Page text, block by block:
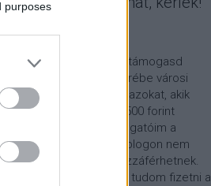
purposes
tetszik a blogom, kérlek támogasd
anyagilag is! Cserébe városi
hívom meg időnként azokat, akik
havi 5 euró vagy 2500 forint
küldenek. Támogatóim a
on exkluzív, a blogon nem
tartalmakhoz is hozzáférhetnek.
segítségével tudom fizetni a